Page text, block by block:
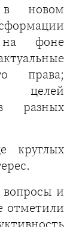
в новом
фоне
права;
целей
разных
круглых
вопросы и
отметили